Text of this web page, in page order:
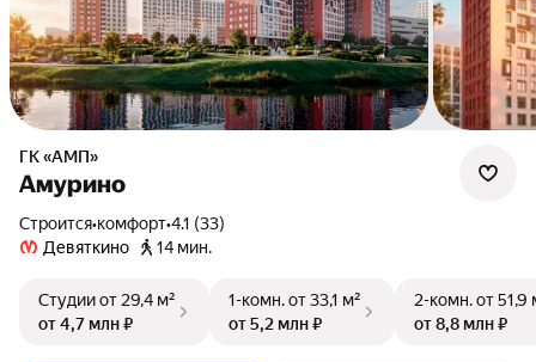
ГК «АМП»
Амурино
Строится•комфорт•4.1 (33)
Девяткино
14 мин.
Студииот 29,4 м²
от 4,7 млн ₽
1-комн.от 33,1 м²
от 5,2 млн ₽
2-комн.от 51,9
от 8,8 млн ₽